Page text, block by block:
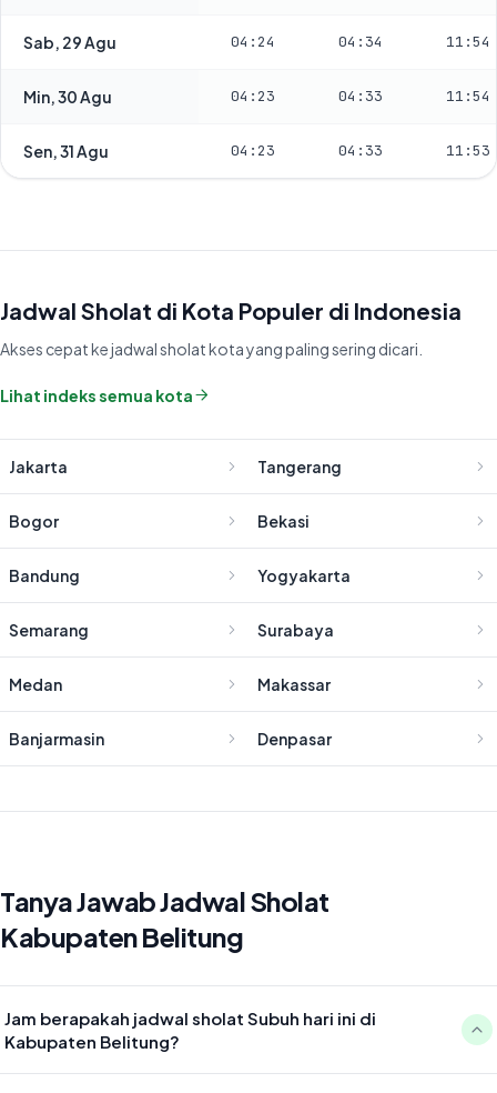
Sab, 29 Agu 04:24 04:34 11:54
Min, 30 Agu 04:23 04:33 11:54
Sen, 31 Agu 04:23 04:33 11:53
Jadwal Sholat di Kota Populer di Indonesia
Akses cepat ke jadwal sholat kota yang paling sering dicari.
Lihat indeks semua kota
Jakarta Tangerang
Bogor Bekasi
Bandung Yogyakarta
Semarang Surabaya
Medan Makassar
Banjarmasin Denpasar
Tanya Jawab Jadwal Sholat
Kabupaten Belitung
Jam berapakah jadwal sholat Subuh hari ini di
Kabupaten Belitung?